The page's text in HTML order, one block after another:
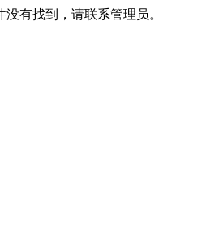
有找到，请联系管理员。